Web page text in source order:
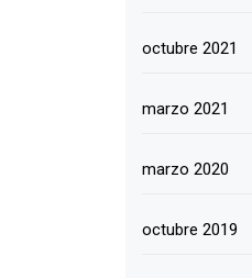
octubre 2021
marzo 2021
marzo 2020
octubre 2019